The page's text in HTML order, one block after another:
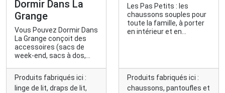
Dormir Dans La
Grange
Vous Pouvez Dormir Dans
La Grange conçoit des
accessoires (sacs de
week-end, sacs à dos,
voyage) pratiques et
élégants.
Produits fabriqués ici :
linge de lit, draps de lit,
Les Pas Petits : les
chaussons souples pour
toute la famille, à porter
en intérieur et en
Produits fabriqués ici :
chaussons, pantoufles et